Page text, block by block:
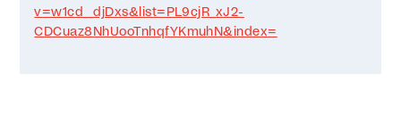
v=w1cd__djDxs&list=PL9cjR_xJ2-
CDCuaz8NhUooTnhqfYKmuhN&index=